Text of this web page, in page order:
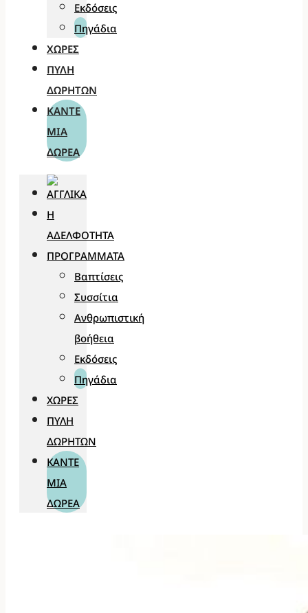
Εκδόσεις
Πηγάδια
ΧΏΡΕΣ
ΠΎΛΗ
ΔΩΡΗΤΏΝ
ΚΆΝΤΕ
ΜΊΑ
ΔΩΡΕΆ
Η
ΑΔΕΛΦΌΤΗΤΑ
ΠΡΟΓΡΆΜΜΑΤΑ
Βαπτίσεις
Συσσίτια
Ανθρωπιστική
βοήθεια
Εκδόσεις
Πηγάδια
ΧΏΡΕΣ
ΠΎΛΗ
ΔΩΡΗΤΏΝ
ΚΆΝΤΕ
ΜΊΑ
ΔΩΡΕΆ